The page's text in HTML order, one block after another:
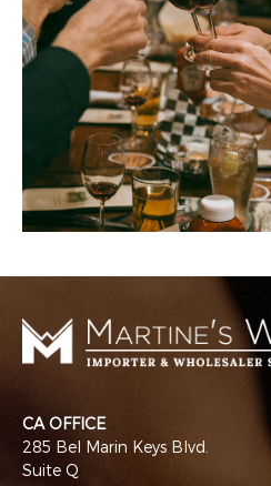
CA OFFICE
285 Bel Marin Keys Blvd.
Suite Q